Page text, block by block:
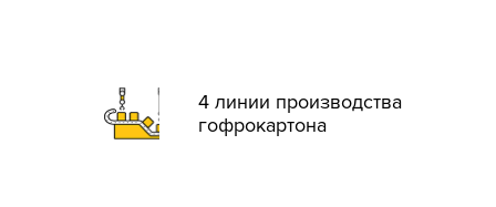
4 линии производства
гофрокартона